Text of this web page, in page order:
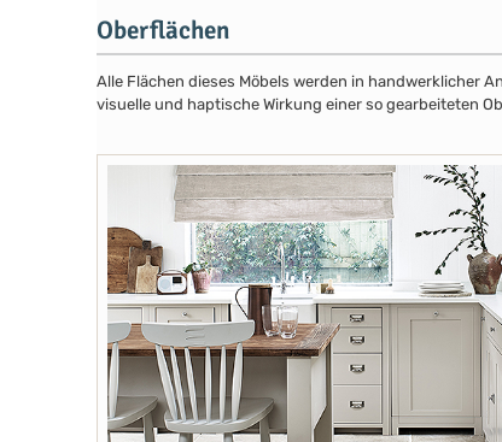
Oberflächen
Alle Flächen dieses Möbels werden in handwerklicher
visuelle und haptische Wirkung einer so gearbeiteten